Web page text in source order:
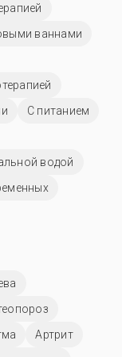
ваннами
С питанием
водой
Артрит